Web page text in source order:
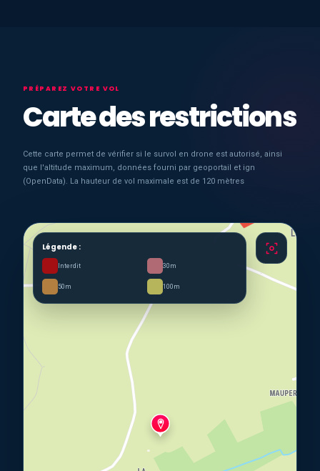
PRÉPAREZ VOTRE VOL
Carte des restrictions
Cette carte permet de vérifier si le survol en drone est autorisé, ainsi
que l'altitude maximum, données fourni par geoportail et ign
(OpenData). La hauteur de vol maximale est de 120 mètres
Légende :
Interdit 30m
50m 100m